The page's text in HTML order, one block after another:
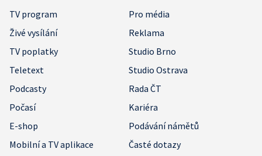
TV program
Pro média
Živé vysílání
Reklama
TV poplatky
Studio Brno
Teletext
Studio Ostrava
Podcasty
Rada ČT
Počasí
Kariéra
E-shop
Podávání námětů
Mobilní a TV aplikace
Časté dotazy